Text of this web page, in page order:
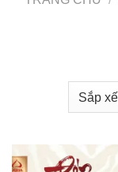
dung